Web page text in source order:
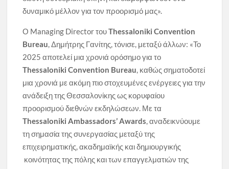
δυναμικό μέλλον για τον προορισμό μας».
Ο Managing Director τουThessaloniki Convention
Bureau, Δημήτρης Γανίτης, τόνισε, μεταξύ άλλων: «Το
2025 αποτελεί μια χρονιά ορόσημο για το
Thessaloniki Convention Bureau, καθώς σηματοδοτεί
μια χρονιά με ακόμη πιο στοχευμένες ενέργειες για την
ανάδειξη της Θεσσαλονίκης ως κορυφαίου
προορισμού διεθνών εκδηλώσεων. Με τα
Thessaloniki Ambassadors’Awards, αναδεικνύουμε
τη σημασία της συνεργασίας μεταξύ της
επιχειρηματικής, ακαδημαϊκής και δημιουργικής
κοινότητας της πόλης και των επαγγελματιών της